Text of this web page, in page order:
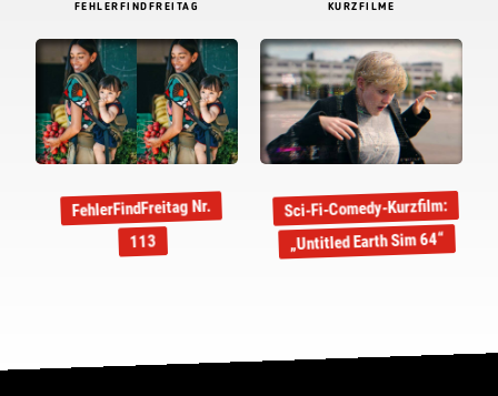
FEHLERFINDFREITAG
FehlerFindFreitag Nr.
113
KURZFILME
Sci-Fi-Comedy-Kurzfilm:
„Untitled Earth Sim 64“